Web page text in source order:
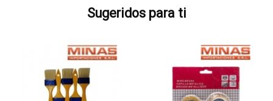
Sugeridos para ti